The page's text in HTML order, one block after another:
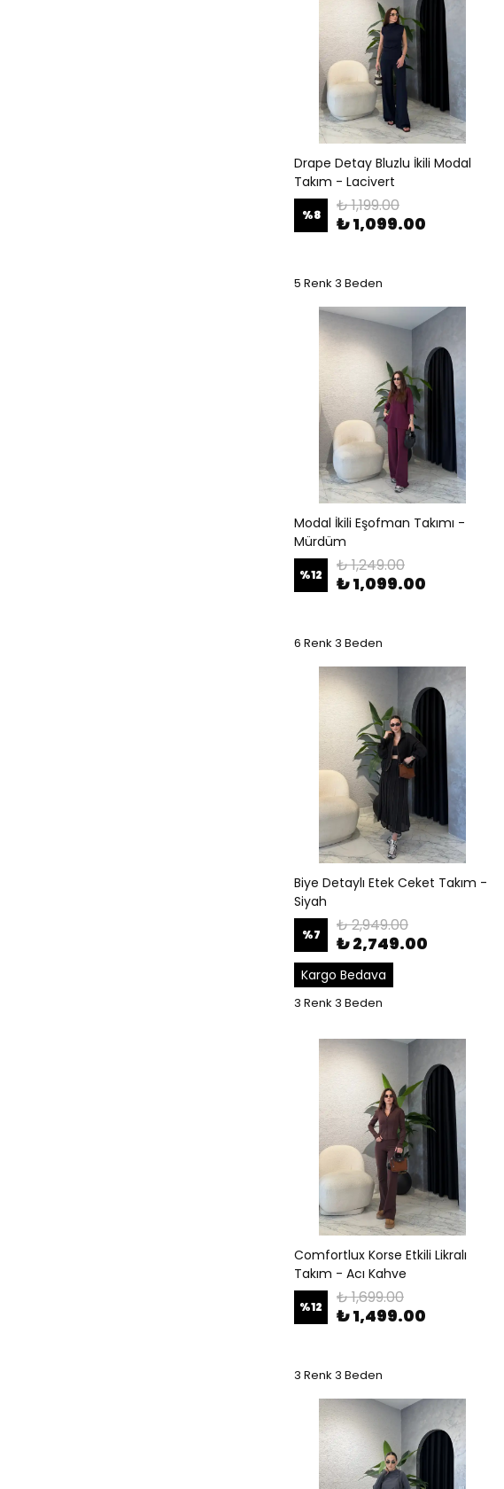
Drape Detay Bluzlu İkili Modal
Takım - Lacivert
%8 ₺ 1,199.00
₺ 1,099.00
5 Renk 3 Beden
Modal İkili Eşofman Takımı -
Mürdüm
%12 ₺ 1,249.00
₺ 1,099.00
6 Renk 3 Beden
Biye Detaylı Etek Ceket Takım -
Siyah
%7 ₺ 2,949.00
₺ 2,749.00
Kargo Bedava
3 Renk 3 Beden
Comfortlux Korse Etkili Likralı
Takım - Acı Kahve
%12 ₺ 1,699.00
₺ 1,499.00
3 Renk 3 Beden